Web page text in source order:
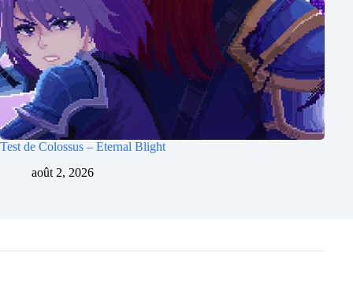
Test de Colossus – Eternal Blight
août 2, 2026